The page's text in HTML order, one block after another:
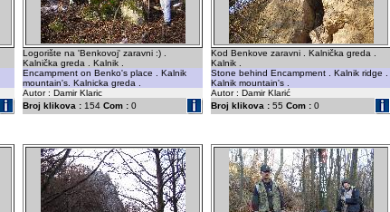
Logorište na 'Benkovoj' zaravni :) .
Kalnička greda . Kalnik .
Encampment on Benko's place . Kalnik
mountain's. Kalnicka greda .
Autor : Damir Klaric
Broj klikova : 154 Com : 0
Kod Benkove zaravni . Kalnička greda .
Kalnik .
Stone behind Encampment . Kalnik ridge .
Kalnik mountain's .
Autor : Damir Klarić
Broj klikova : 55 Com : 0